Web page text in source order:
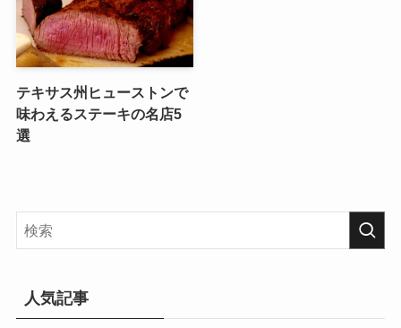
テキサス州ヒューストンで
味わえるステーキの名店5
選
人気記事